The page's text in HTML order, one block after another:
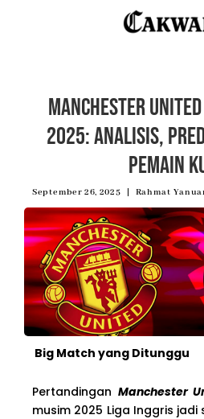
Manchester
2025: Analisis,
Pemain
September 26, 2025 Rahmat
Big Match yang Ditunggu
Pertandingan Manchester
musim 2025 Liga Inggris